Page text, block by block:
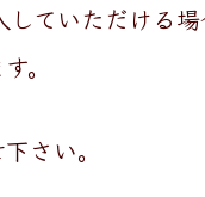
していただける
。
さい。